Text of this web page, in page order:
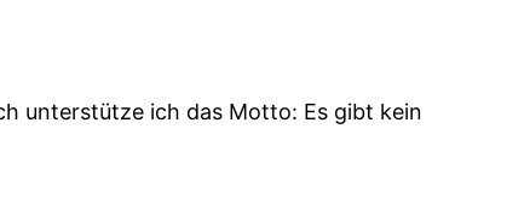
unterstütze ich das Motto: Es gibt kein